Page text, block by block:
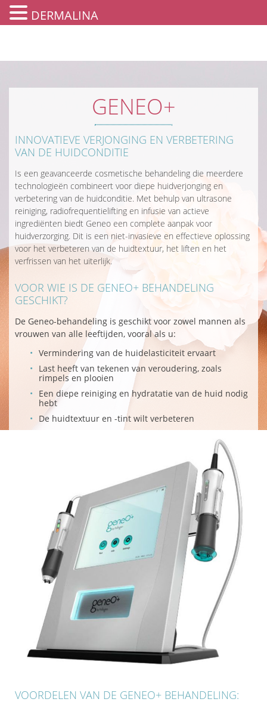
DERMALINA
GENEO+
INNOVATIEVE VERJONGING EN VERBETERING
VAN DE HUIDCONDITIE
Is een geavanceerde cosmetische behandeling die meerdere
technologieën combineert voor diepe huidverjonging en
verbetering van de huidconditie. Met behulp van ultrasone
reiniging, radiofrequentielifting en infusie van actieve
ingrediënten biedt Geneo een complete aanpak voor
huidverzorging. Dit is een niet-invasieve en effectieve oplossing
voor het verbeteren van de huidtextuur, het liften en het
verfrissen van het uiterlijk.
VOOR WIE IS DE GENEO+ BEHANDELING
GESCHIKT?
De Geneo-behandeling is geschikt voor zowel mannen als
vrouwen van alle leeftijden, vooral als u:
Vermindering van de huidelasticiteit ervaart
Last heeft van tekenen van veroudering, zoals
rimpels en plooien
Een diepe reiniging en hydratatie van de huid nodig
hebt
De huidtextuur en -tint wilt verbeteren
VOORDELEN VAN DE GENEO+ BEHANDELING: